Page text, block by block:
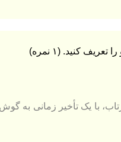
با یک تأخیر زمانی به